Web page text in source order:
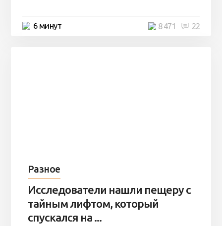
6 минут 22
8 471
Разное
Исследователи нашли пещеру с
тайным лифтом, который
спускался на ...